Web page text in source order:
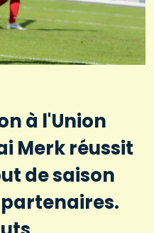
à l'Union
Merk réussit
de saison